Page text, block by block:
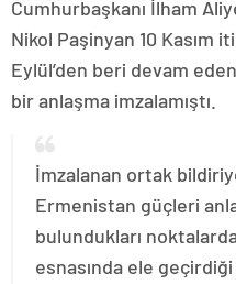
Cumhurbaşkanı İlham
Nikol Paşinyan 10 Kasım
Eylül’den beri devam
bir anlaşma imzalamıştı.
İmzalanan ortak
Ermenistan güçleri
bulundukları
esnasında ele